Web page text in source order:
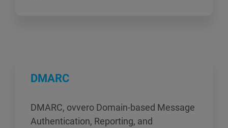
DMARC
DMARC, ovvero Domain-based Message
Authentication, Reporting, and